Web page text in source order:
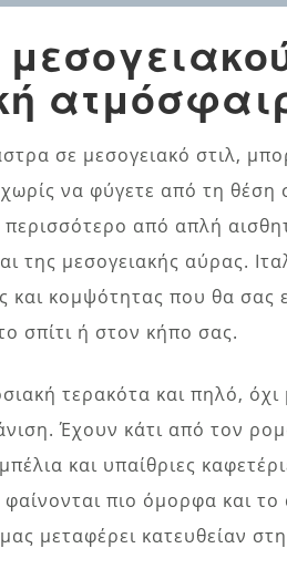
σε μεσογειακό στιλ,
να φύγετε από τη θέση
περισσότερο από απλή
της μεσογειακής αύρας.
κομψότητας που θα σας
σπίτι ή στον κήπο σας.
τερακότα και πηλό, όχι
Έχουν κάτι από τον
και υπαίθριες
φαίνονται πιο όμορφα και
μεταφέρει κατευθείαν